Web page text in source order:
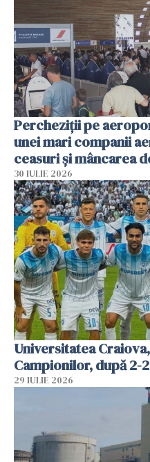
Percheziții pe
unei mari companii
ceasuri și mâncarea
30 IULIE 2026
Universitatea
Campionilor, după 2-
29 IULIE 2026